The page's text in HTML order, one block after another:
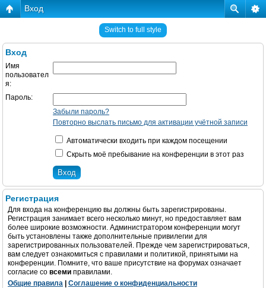
Вход
Switch to full style
Вход
Имя
пользовател
я:
Пароль:
Забыли пароль?
Повторно выслать письмо для активации учётной записи
Автоматически входить при каждом посещении
Скрыть моё пребывание на конференции в этот раз
Регистрация
Для входа на конференцию вы должны быть зарегистрированы.
Регистрация занимает всего несколько минут, но предоставляет вам
более широкие возможности. Администратором конференции могут
быть установлены также дополнительные привилегии для
зарегистрированных пользователей. Прежде чем зарегистрироваться,
вам следует ознакомиться с правилами и политикой, принятыми на
конференции. Помните, что ваше присутствие на форумах означает
согласие со всеми правилами.
Общие правила
Соглашение о конфиденциальности